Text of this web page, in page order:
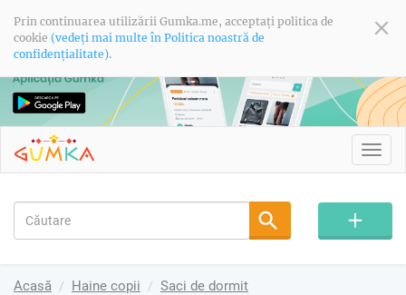
Prin continuarea utilizării Gumka.me, acceptați politica de
cookie (vedeți mai multe în Politica noastră de
confidențialitate).
Acasă Haine copii Saci de dormit